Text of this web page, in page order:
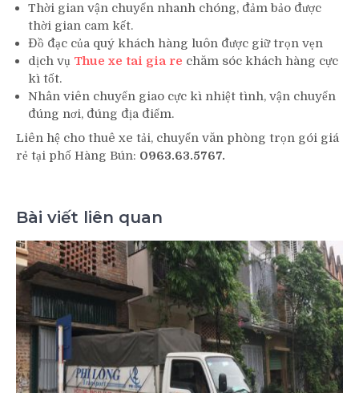
Thời gian vận chuyển nhanh chóng, đảm bảo được
thời gian cam kết.
Đồ đạc của quý khách hàng luôn được giữ trọn vẹn
dịch vụ Thue xe tai gia re chăm sóc khách hàng cực
kì tốt.
Nhân viên chuyển giao cực kì nhiệt tình, vận chuyển
đúng nơi, đúng địa điểm.
Liên hệ cho thuê xe tải, chuyển văn phòng trọn gói giá
rẻ tại phố Hàng Bún: 0963.63.5767.
Bài viết liên quan